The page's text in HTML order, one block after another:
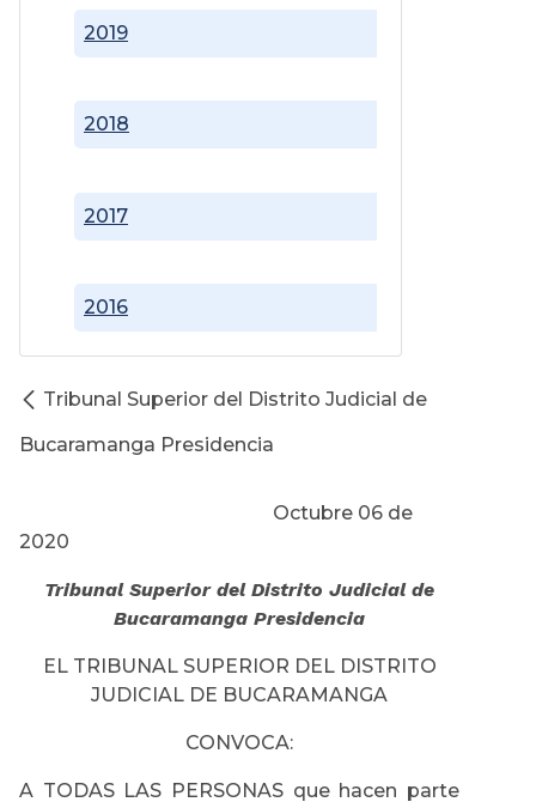
2016
2017
2018
2019
Tribunal Superior del Distrito Judicial de
Bucaramanga Presidencia
Octubre 06 de
2020
Tribunal Superior del Distrito Judicial de
Bucaramanga Presidencia
EL TRIBUNAL SUPERIOR DEL DISTRITO
JUDICIAL DE BUCARAMANGA
CONVOCA:
A TODAS LAS PERSONAS que hacen parte